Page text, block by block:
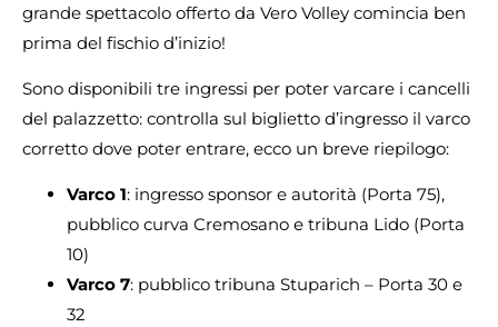
grande spettacolo offerto da Vero Volley comincia ben
prima del fischio d’inizio!
Sono disponibili tre ingressi per poter varcare i cancelli
del palazzetto: controlla sul biglietto d’ingresso il varco
corretto dove poter entrare, ecco un breve riepilogo:
Varco 1: ingresso sponsor e autorità (Porta 75),
pubblico curva Cremosano e tribuna Lido (Porta
10)
Varco 7: pubblico tribuna Stuparich – Porta 30 e
32